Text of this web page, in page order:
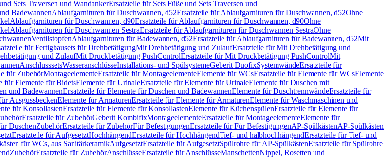
Sets Traversen und WandankerErsatzteile für Sets Füße und Sets Traversen und
BadewannenAblaufgarnituren für Duschwannen, d52Ersatzteile für Ablaufgarnituren für Duschwannen, d52Ohne
Ablaufgarnituren für Duschwannen, d90Ersatzteile für Ablaufgarnituren für Duschwannen, d90Ohne
Ablaufgarnituren für Duschwannen SestraErsatzteile für Ablaufgarnituren für Duschwannen SestraOhne
VentilstopfenAblaufgarnituren für Badewannen, d52Ersatzteile für Ablaufgarnituren für Badewannen, d52Mit
für Fertigbausets für DrehbetätigungMit Drehbetätigung und ZulaufErsatzteile für Mit Drehbetätigung und
und ZulaufMit Druckbetätigung PushControlErsatzteile für Mit Druckbetätigung PushControlMit
AnschlusssetsWasseranschlüsseInstallations- und SpülsystemeGeberit DuofixSystemwändeErsatzteile für
für ZubehörMontageelementeErsatzteile für MontageelementeElemente für WCsErsatzteile für Elemente für WCsElemente
für Elemente für BidetsElemente für UrinaleErsatzteile für Elemente für UrinaleElemente für Duschen mit
und BadewannenErsatzteile für Elemente für Duschen und BadewannenElemente für DuschtrennwändeErsatzteile für
AusgussbeckenElemente für ArmaturenErsatzteile für Elemente für ArmaturenElemente für Waschmaschinen und
für KonsollastenErsatzteile für Elemente für KonsollastenElemente für KüchenspülenErsatzteile für Elemente für
Ersatzteile für ZubehörGeberit KombifixMontageelementeErsatzteile für MontageelementeElemente für
DuschenZubehörErsatzteile für ZubehörFür BefestigungenErsatzteile für Für BefestigungenAP-SpülkästenAP-Spülkästen
Ersatzteile für AufgesetztHochhängendErsatzteile für HochhängendTief- und halbhochhängendErsatzteile für Tief- und
für WCs, aus SanitärkeramikAufgesetztErsatzteile für AufgesetztSpülrohre für AP-SpülkästenErsatzteile für Spülrohre
ZubehörErsatzteile für ZubehörAnschlüsseErsatzteile für AnschlüsseManschettenNippel, Rosetten und